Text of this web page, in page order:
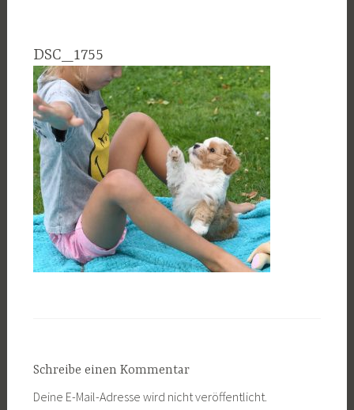
DSC_1755
Schreibe einen Kommentar
Deine E-Mail-Adresse wird nicht veröffentlicht.